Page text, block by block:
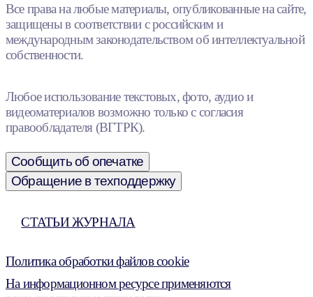
Все права на любые материалы, опубликованные на сайте,
защищены в соответствии с российским и
международным законодательством об интеллектуальной
собственности.
Любое использование текстовых, фото, аудио и
видеоматериалов возможно только с согласия
правообладателя (ВГТРК).
Сообщить об опечатке
Обращение в техподдержку
СТАТЬИ ЖУРНАЛА
Политика обработки файлов cookie
На информационном ресурсе применяются